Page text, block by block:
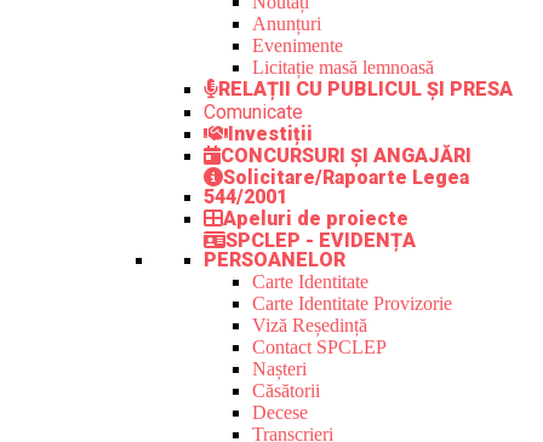
Anunțuri
Evenimente
Licitație masă lemnoasă
RELAȚII CU PUBLICUL ȘI PRESA
Comunicate
Investiții
CONCURSURI ȘI ANGAJĂRI
Solicitare/Rapoarte Legea
544/2001
Apeluri de proiecte
SPCLEP - EVIDENȚA
PERSOANELOR
Carte Identitate
Carte Identitate Provizorie
Viză Reședință
Contact SPCLEP
Nașteri
Căsătorii
Decese
Transcrieri